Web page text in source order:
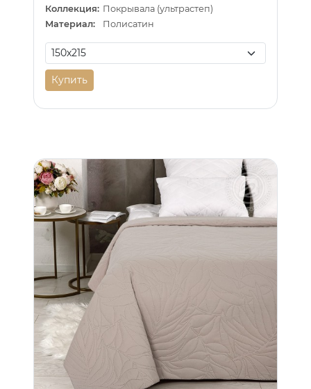
Коллекция: Покрывала (ультрастеп)
Материал:
Полисатин
Купить